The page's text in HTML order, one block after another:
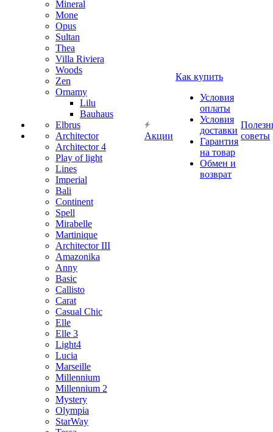
Mineral
Mone
Opus
Sultan
Thea
Villa Riviera
Woods
Zen
Ornamy
Lilu
Bauhaus
Elbrus
Architector
Architector 4
Play of light
Lines
Imperial
Bali
Continent
Spell
Mirabelle
Martinique
Architector III
Amazonika
Anny
Basic
Callisto
Carat
Casual Chic
Elle
Elle 3
Light4
Lucia
Marseille
Millennium
Millennium 2
Mystery
Olympia
StarWay
Акции
Как купить
Условия
оплаты
Условия
доставки
Гарантия
на товар
Обмен и
возврат
советы